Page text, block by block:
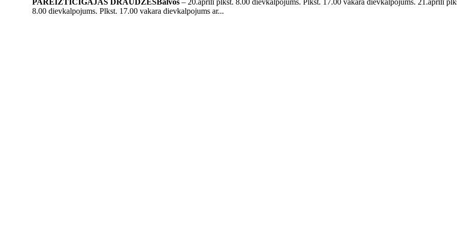
8.00 dievkalpojums. Plkst. 17.00 vakara dievkalpojums ar...